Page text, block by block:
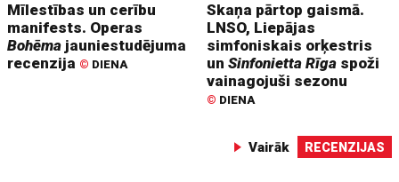
Mīlestības un cerību
manifests. Operas
Bohēma jauniestudējuma
recenzija © DIENA
Skaņa pārtop gaismā.
LNSO, Liepājas
simfoniskais orķestris
unSinfonietta Rīga spoži
vainagojuši sezonu
© DIENA
Vairāk RECENZIJAS